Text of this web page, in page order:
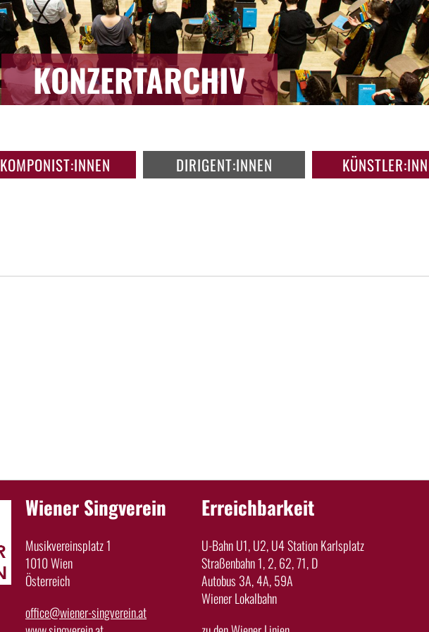
KONZERTARCHIV
KOMPONIST:INNEN DIRIGENT:INNEN
Wiener Singverein
Musikvereinsplatz 1
1010 Wien
Österreich
office@wiener-singverein.at
Erreichbarkeit
U-Bahn U1, U2, U4 Station Karlsplatz
Straßenbahn 1, 2, 62, 71, D
Autobus 3A, 4A, 59A
Wiener Lokalbahn